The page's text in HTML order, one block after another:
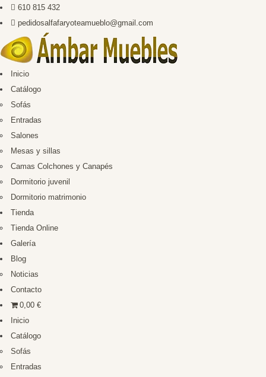
610 815 432
pedidosalfafaryoteamueblo@gmail.com
Inicio
Catálogo
Sofás
Entradas
Salones
Mesas y sillas
Camas Colchones y Canapés
Dormitorio juvenil
Dormitorio matrimonio
Tienda
Tienda Online
Galería
Blog
Noticias
Contacto
0,00 €
Inicio
Catálogo
Sofás
Entradas